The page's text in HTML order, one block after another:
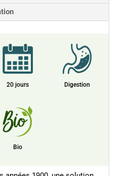
20 jours Digestion
Bio